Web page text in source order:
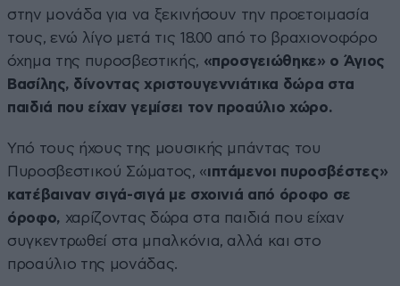
στην μονάδα για να ξεκινήσουν την προετοιμασία
τους, ενώ λίγο μετά τις 18.00 από το βραχιονοφόρο
όχημα της πυροσβεστικής, «προσγειώθηκε» ο Άγιος
Βασίλης, δίνοντας χριστουγεννιάτικα δώρα στα
παιδιά που είχαν γεμίσει τον προαύλιο χώρο.
Υπό τους ήχους της μουσικής μπάντας του
Πυροσβεστικού Σώματος, «ιπτάμενοι πυροσβέστες»
κατέβαιναν σιγά-σιγά με σχοινιά από όροφο σε
όροφο, χαρίζοντας δώρα στα παιδιά που είχαν
συγκεντρωθεί στα μπαλκόνια, αλλά και στο
προαύλιο της μονάδας.